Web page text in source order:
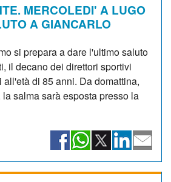
MERCOLEDI' A LUGO
A GIANCARLO
si prepara a dare l'ultimo saluto
il decano dei direttori sportivi
di 85 anni. Da domattina,
salma sarà esposta presso la